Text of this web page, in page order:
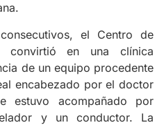
el Centro de
convirtió en una clínica
de un equipo procedente
encabezado por el doctor
estuvo acompañado por
y un conductor. La